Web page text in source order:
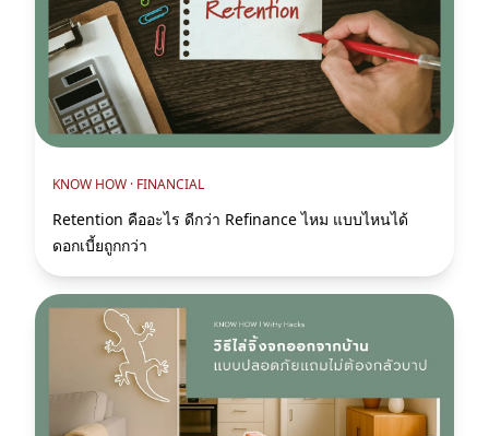
KNOW HOW · FINANCIAL
Retention คืออะไร ดีกว่า Refinance ไหม แบบไหนได้
ดอกเบี้ยถูกกว่า